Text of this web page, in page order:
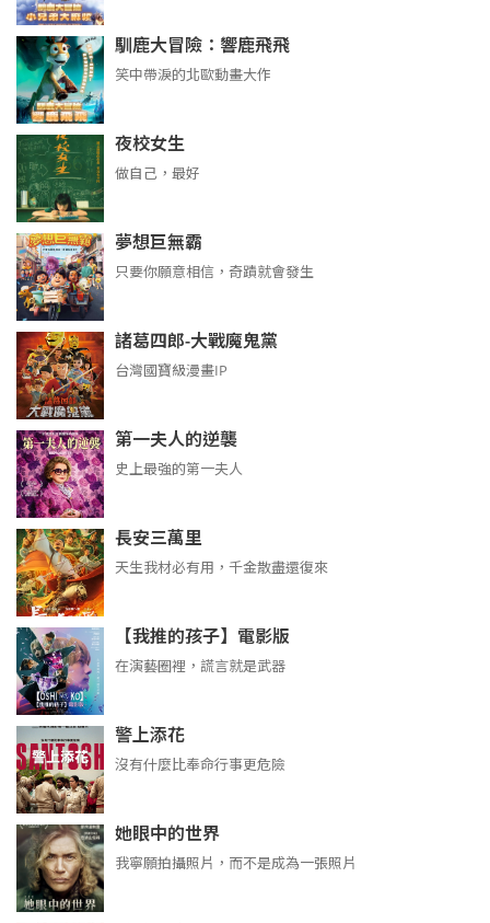
馴鹿大冒險：響鹿飛飛
笑中帶淚的北歐動畫大作
夜校女生
做自己，最好
夢想巨無霸
只要你願意相信，奇蹟就會發生
諸葛四郎-大戰魔鬼黨
台灣國寶級漫畫IP
第一夫人的逆襲
史上最強的第一夫人
長安三萬里
天生我材必有用，千金散盡還復來
【我推的孩子】電影版
在演藝圈裡，謊言就是武器
警上添花
沒有什麼比奉命行事更危險
她眼中的世界
我寧願拍攝照片，而不是成為一張照片